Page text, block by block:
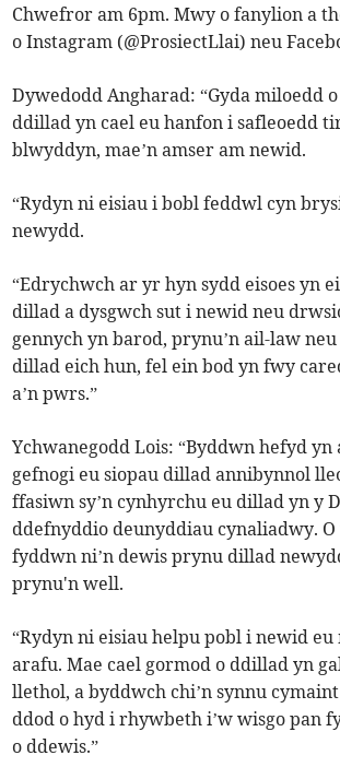
Chwefror am 6pm. Mwy o fanylion a
o Instagram (@ProsiectLlai) neu
Dywedodd Angharad: “Gyda miloedd
ddillad yn cael eu hanfon i safleoedd
blwyddyn, mae’n amser am newid.
“Rydyn ni eisiau i bobl feddwl cyn
newydd.
“Edrychwch ar yr hyn sydd eisoes yn
dillad a dysgwch sut i newid neu
gennych yn barod, prynu’n ail-law
dillad eich hun, fel ein bod yn fwy
a’n pwrs.”
Ychwanegodd Lois: “Byddwn hefyd yn
gefnogi eu siopau dillad annibynnol
ffasiwn sy’n cynhyrchu eu dillad yn y
ddefnyddio deunyddiau cynaliadwy.
fyddwn ni’n dewis prynu dillad
prynu'n well.
“Rydyn ni eisiau helpu pobl i newid
arafu. Mae cael gormod o ddillad yn
llethol, a byddwch chi’n synnu
ddod o hyd i rhywbeth i’w wisgo pan
o ddewis.”